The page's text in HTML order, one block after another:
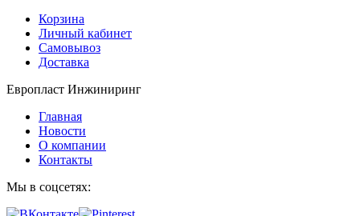
Корзина
Личный кабинет
Самовывоз
Доставка
Европласт Инжиниринг
Главная
Новости
О компании
Контакты
Мы в соцсетях: